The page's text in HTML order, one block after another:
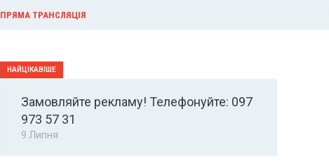
ПРЯМА ТРАНСЛЯЦІЯ
Замовляйте рекламу! Телефонуйте: 097
973 57 31
9 Липня